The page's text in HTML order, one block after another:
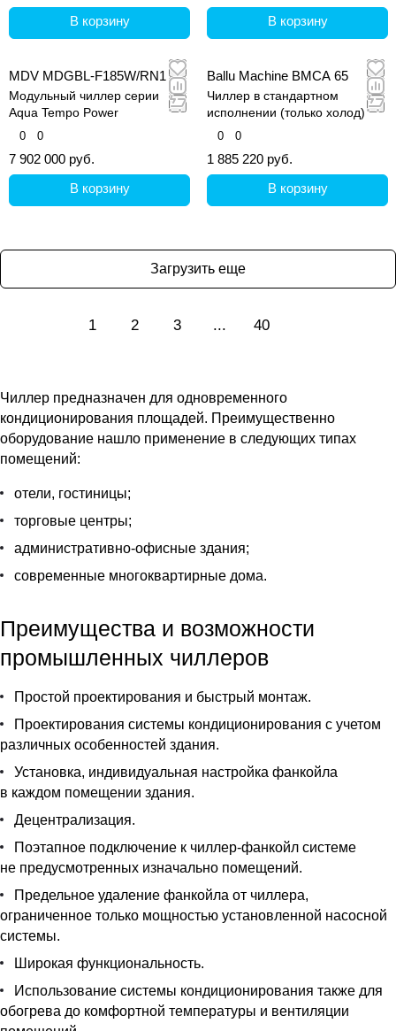
В корзину В корзину
MDV MDGBL-F185W/RN1
Модульный чиллер серии
Aqua Tempo Power
0 0
7 902 000 руб.
В корзину
Ballu Machine BMCA 65
Чиллер в стандартном
исполнении (только холод)
0 0
1 885 220 руб.
В корзину
Загрузить еще
1 2 3 ... 40
Чиллер предназначен для одновременного
кондиционирования площадей. Преимущественно
оборудование нашло применение в следующих типах
помещений:
отели, гостиницы;
торговые центры;
административно-офисные здания;
современные многоквартирные дома.
Преимущества и возможности
промышленных чиллеров
Простой проектирования и быстрый монтаж.
Проектирования системы кондиционирования с учетом
различных особенностей здания.
Установка, индивидуальная настройка фанкойла
в каждом помещении здания.
Децентрализация.
Поэтапное подключение к чиллер-фанкойл системе
не предусмотренных изначально помещений.
Предельное удаление фанкойла от чиллера,
ограниченное только мощностью установленной насосной
системы.
Широкая функциональность.
Использование системы кондиционирования также для
обогрева до комфортной температуры и вентиляции